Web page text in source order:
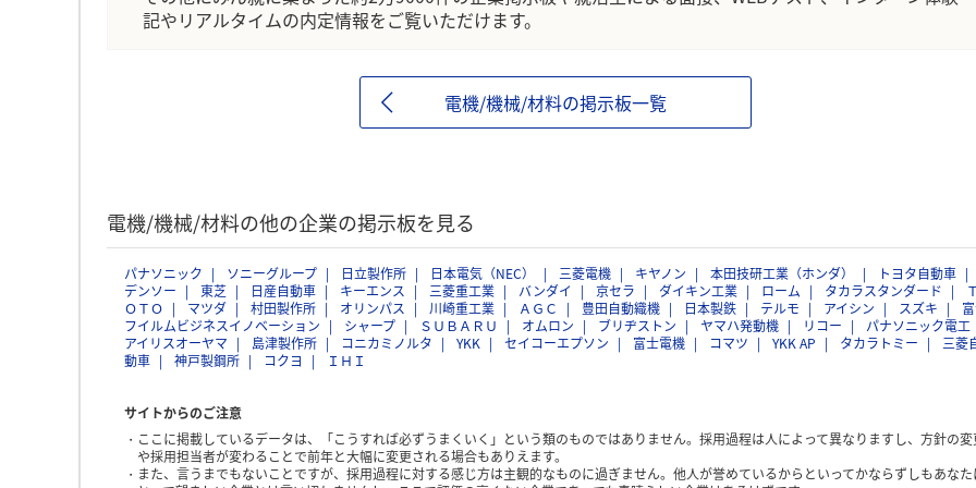
記やリアルタイムの内定情報をご覧いただけます。
電機/機械/材料の掲示板一覧
電機/機械/材料の他の企業の掲示板を見る
パナソニック ソニーグループ 日立製作所 日本電気（NEC） 三菱電機 キヤノン 本田技研工業（ホンダ）
トヨタ自動車
デンソー
東芝 日産自動車 キーエンス 三菱重工業 バンダイ 京セラ ダイキン工業 ローム タカラスタンダード
Ｔ
ＯＴＯ
マツダ 村田製作所 オリンパス 川崎重工業 ＡＧＣ 豊田自動織機 日本製鉄 テルモ アイシン スズキ
フイルムビジネスイノベーション
シャープ ＳＵＢＡＲＵ オムロン ブリヂストン ヤマハ発動機 リコー
パナソニック電工
アイリスオーヤマ
島津製作所 コニカミノルタ YKK セイコーエプソン 富士電機 コマツ YKK AP タカラトミー
三菱
動車
神戸製鋼所 コクヨ ＩＨＩ
サイトからのご注意
ここに掲載しているデータは、「こうすれば必ずうまくいく」という類のものではありません。採用過程は人によって異なりますし、方針の変
や採用担当者が変わることで前年と大幅に変更される場合もありえます。
また、言うまでもないことですが、採用過程に対する感じ方は主観的なものに過ぎません。他人が誉めているからといってかならずしもあなた